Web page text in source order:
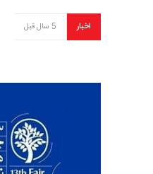
اخبار 5 سال قبل